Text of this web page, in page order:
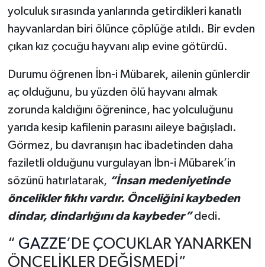
yolculuk sırasında yanlarında getirdikleri kanatlı
hayvanlardan biri ölünce çöplüğe atıldı. Bir evden
çıkan kız çocuğu hayvanı alıp evine götürdü.
Durumu öğrenen İbn-i Mübarek, ailenin günlerdir
aç olduğunu, bu yüzden ölü hayvanı almak
zorunda kaldığını öğrenince, hac yolculuğunu
yarıda kesip kafilenin parasını aileye bağışladı.
Görmez, bu davranışın hac ibadetinden daha
faziletli olduğunu vurgulayan İbn-i Mübarek’in
sözünü hatırlatarak, “İnsan medeniyetinde
öncelikler fıkhı vardır. Önceliğini kaybeden
dindar, dindarlığını da kaybeder” dedi.
“ GAZZE’DE ÇOCUKLAR YANARKEN
ÖNCELİKLER DEĞİŞMEDİ”